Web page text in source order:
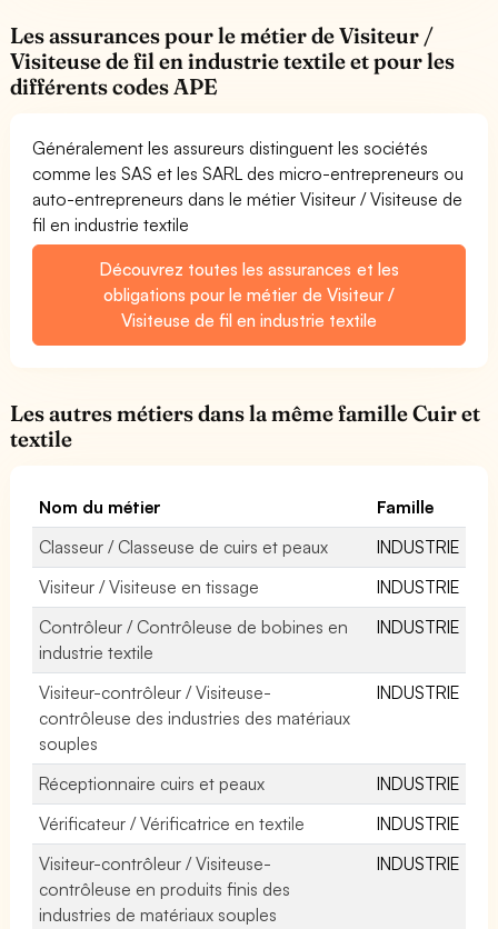
Les assurances pour le métier de Visiteur /
Visiteuse de fil en industrie textile et pour les
différents codes APE
Généralement les assureurs distinguent les sociétés
comme les SAS et les SARL des micro-entrepreneurs ou
auto-entrepreneurs dans le métier Visiteur / Visiteuse de
fil en industrie textile
Découvrez toutes les assurances et les
obligations pour le métier de Visiteur /
Visiteuse de fil en industrie textile
Les autres métiers dans la même famille Cuir et
textile
Nom du métier
Famille
Classeur / Classeuse de cuirs et peaux
INDUSTRIE
Visiteur / Visiteuse en tissage
INDUSTRIE
Contrôleur / Contrôleuse de bobines en
industrie textile
INDUSTRIE
Visiteur-contrôleur / Visiteuse-
contrôleuse des industries des matériaux
souples
INDUSTRIE
Réceptionnaire cuirs et peaux
INDUSTRIE
Vérificateur / Vérificatrice en textile
INDUSTRIE
Visiteur-contrôleur / Visiteuse-
contrôleuse en produits finis des
industries de matériaux souples
INDUSTRIE